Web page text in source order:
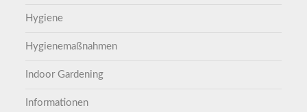
Hygiene
Hygienemaßnahmen
Indoor Gardening
Informationen